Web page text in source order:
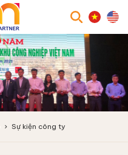
Sự kiện công ty